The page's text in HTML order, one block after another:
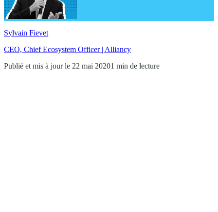
Sylvain Fievet
CEO, Chief Ecosystem Officer | Alliancy
Publié et mis à jour le 22 mai 20201 min de lecture